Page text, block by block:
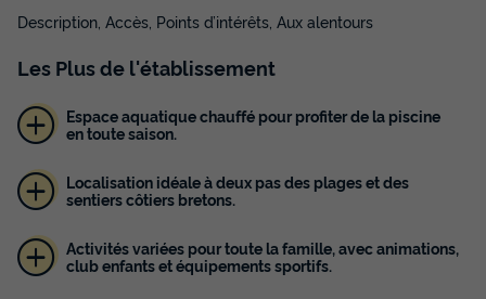
Voir les disponibilités
TENTE 2 personnes - Coco Sweet - 1
Description, Accès, Points d’intérêts, Aux alentours
Les Plusde l'établissement
Espace aquatique chauffé pour profiter de la piscine
en toute saison.
Localisation idéale à deux pas des plages et des
sentiers côtiers bretons.
Activités variées pour toute la famille, avec animations,
club enfants et équipements sportifs.